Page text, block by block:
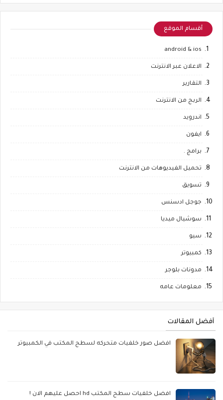
أقسام الموقع
android & ios
الاعلان عبر الانترنت
التقارير
الربح من الانترنت
اندرويد
ايفون
برامج .
تحميل الفيديوهات من الانترنت
تسويق
جوجل ادسنس
سوشيال ميديا
سيو
كمبيوتر
مدونات بلوجر
معلومات عامه
أفضل المقالات
افضل صور خلفيات متحركه لسطح المكتب في الكمبيوتر
افضل خلفيات سطح المكتب hd احصل عليهم الان !